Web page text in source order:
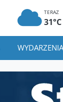
TERAZ
31°C
WYDARZENIA